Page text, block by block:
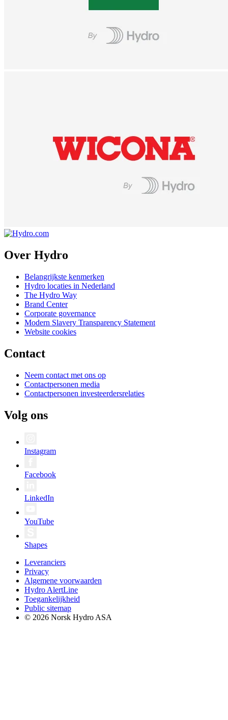
Over Hydro
Belangrijkste kenmerken
Hydro locaties in Nederland
The Hydro Way
Brand Center
Corporate governance
Modern Slavery Transparency Statement
Website cookies
Contact
Neem contact met ons op
Contactpersonen media
Contactpersonen investeerdersrelaties
Volg ons
Instagram
Facebook
LinkedIn
YouTube
Shapes
Leveranciers
Privacy
Algemene voorwaarden
Hydro AlertLine
Toegankelijkheid
Public sitemap
© 2026 Norsk Hydro ASA